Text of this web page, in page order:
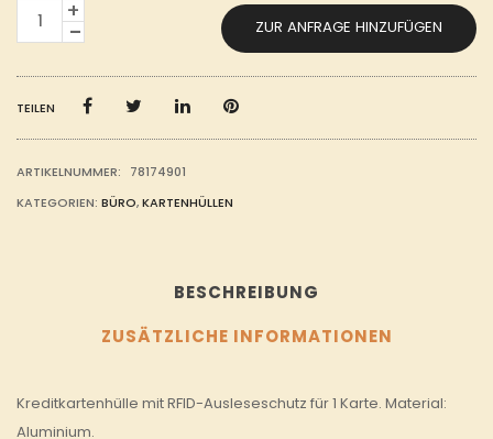
KREDITKARTENHÜLLE
MIT
RFID-
1
ALUMINIUM.
ZUR ANFRAGE HINZUFÜGEN
TEILEN
ARTIKELNUMMER:
78174901
KATEGORIEN: BÜRO,KARTENHÜLLEN
BESCHREIBUNG
ZUSÄTZLICHE INFORMATIONEN
Kreditkartenhülle mit RFID-Ausleseschutz für 1 Karte. Material:
Aluminium.